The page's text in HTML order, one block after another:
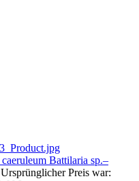
Battilaria sp.–
Ursprünglicher Preis war: